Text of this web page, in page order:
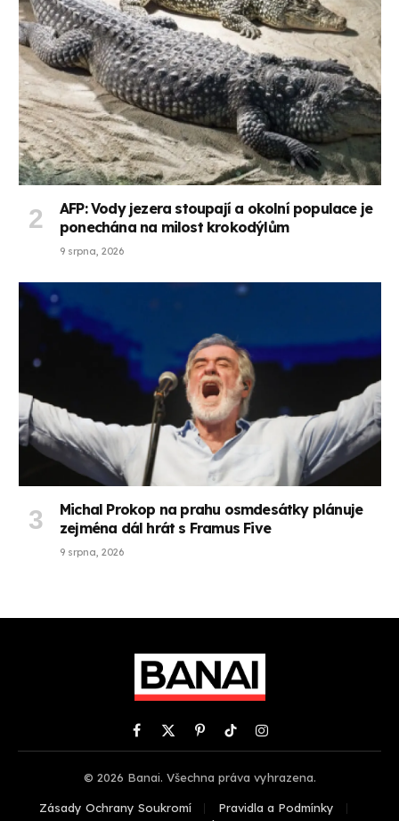
AFP: Vody jezera stoupají a okolní populace je
ponechána na milost krokodýlům
9 srpna, 2026
Michal Prokop na prahu osmdesátky plánuje
zejména dál hrát s Framus Five
9 srpna, 2026
Facebook
X
PinterestTikTokInstagram
© 2026 Banai. Všechna práva vyhrazena.
Zásady Ochrany Soukromí
Pravidla a Podmínky